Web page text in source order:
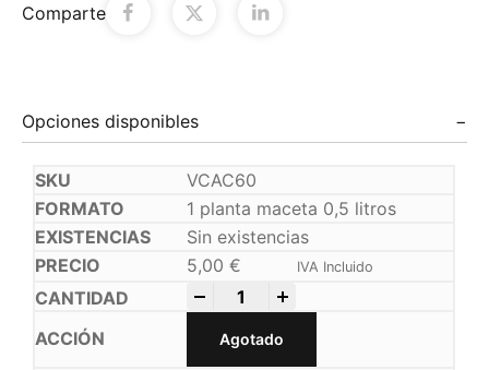
Comparte
Opciones disponibles
VCAC60
1 planta maceta 0,5 litros
Sin existencias
5,00€ IVA Incluido
Agotado